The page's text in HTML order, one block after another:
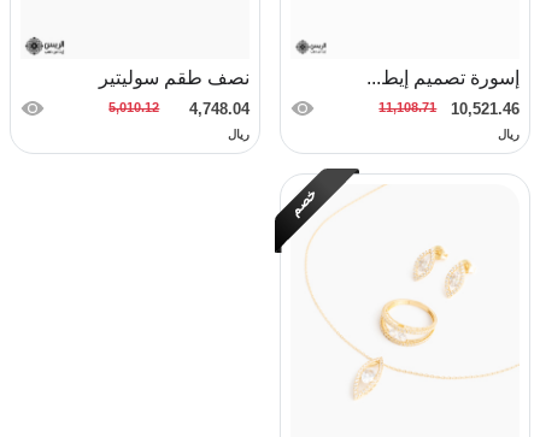
تصفيات
اخرى:
إسورة تصميم إيط...
10,521.46
ريال
11,108.71
نصف طقم سوليتير
4,748.04
ريال
5,010.12
خصم